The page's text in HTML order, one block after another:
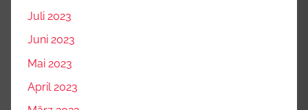
Juli 2023
Juni 2023
Mai 2023
April 2023